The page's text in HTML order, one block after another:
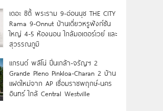
เดอะ ซิตี้ พระราม 9-อ่อนนุช THE CITY
Rama 9-Onnut บ้านเดี่ยวหรูฟังก์ชัน
ใหญ่ 4-5 ห้องนอน ใกล้มอเตอร์เวย์ และ
สุวรรณภูมิ
แกรนด์ พลีโน่ ปิ่นเกล้า-จรัญฯ 2
Grande Pleno Pinkloa-Charan 2 บ้าน
แฝดใหม่จาก AP เชื่อมราชพฤกษ์-นคร
อินทร์ ใกล้ Central Westville